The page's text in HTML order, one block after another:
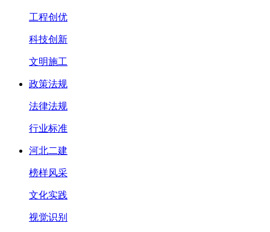
工程创优
科技创新
文明施工
政策法规
法律法规
行业标准
河北二建
榜样风采
文化实践
视觉识别